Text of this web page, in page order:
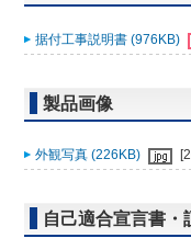
据付工事説明書 (976KB)
製品画像
外観写真 (226KB)
自己適合宣言書・